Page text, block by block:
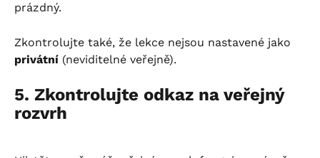
prázdný.
Zkontrolujte také, že lekce nejsou nastavené jako
privátní (neviditelné veřejně).
5. Zkontrolujte odkaz na veřejný
rozvrh